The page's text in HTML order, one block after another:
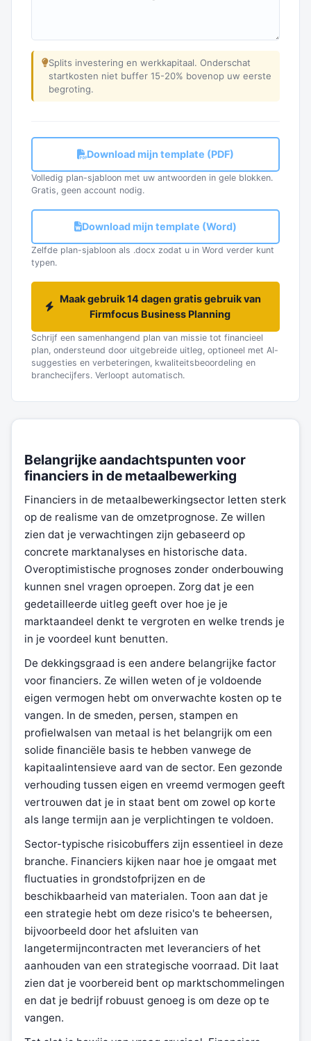
Splits investering en werkkapitaal. Onderschat
startkosten niet buffer 15-20% bovenop uw eerste
begroting.
Download mijn template (PDF)
Volledig plan-sjabloon met uw antwoorden in gele blokken.
Gratis, geen account nodig.
Download mijn template (Word)
Zelfde plan-sjabloon als .docx zodat u in Word verder kunt
typen.
Maak gebruik 14 dagen gratis gebruik van
Firmfocus Business Planning
Schrijf een samenhangend plan van missie tot financieel
plan, ondersteund door uitgebreide uitleg, optioneel met AI-
suggesties en verbeteringen, kwaliteitsbeoordeling en
branchecijfers. Verloopt automatisch.
Belangrijke aandachtspunten voor
financiers in de metaalbewerking
Financiers in de metaalbewerkingsector letten sterk
op de realisme van de omzetprognose. Ze willen
zien dat je verwachtingen zijn gebaseerd op
concrete marktanalyses en historische data.
Overoptimistische prognoses zonder onderbouwing
kunnen snel vragen oproepen. Zorg dat je een
gedetailleerde uitleg geeft over hoe je je
marktaandeel denkt te vergroten en welke trends je
in je voordeel kunt benutten.
De dekkingsgraad is een andere belangrijke factor
voor financiers. Ze willen weten of je voldoende
eigen vermogen hebt om onverwachte kosten op te
vangen. In de smeden, persen, stampen en
profielwalsen van metaal is het belangrijk om een
solide financiële basis te hebben vanwege de
kapitaalintensieve aard van de sector. Een gezonde
verhouding tussen eigen en vreemd vermogen geeft
vertrouwen dat je in staat bent om zowel op korte
als lange termijn aan je verplichtingen te voldoen.
Sector-typische risicobuffers zijn essentieel in deze
branche. Financiers kijken naar hoe je omgaat met
fluctuaties in grondstofprijzen en de
beschikbaarheid van materialen. Toon aan dat je
een strategie hebt om deze risico's te beheersen,
bijvoorbeeld door het afsluiten van
langetermijncontracten met leveranciers of het
aanhouden van een strategische voorraad. Dit laat
zien dat je voorbereid bent op marktschommelingen
en dat je bedrijf robuust genoeg is om deze op te
vangen.